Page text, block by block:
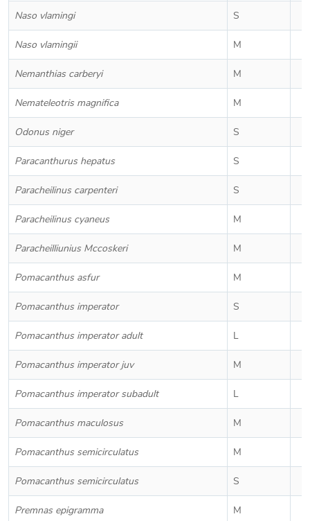
Naso vlamingi S
Naso vlamingii M
Nemanthias carberyi M
Nemateleotris magnifica M
Odonus niger S
Paracanthurus hepatus S
Paracheilinus carpenteri S
Paracheilinus cyaneus M
Paracheilliunius Mccoskeri M
Pomacanthus asfur M
Pomacanthus imperator S
Pomacanthus imperator adult L
Pomacanthus imperator juv M
Pomacanthus imperator subadult L
Pomacanthus maculosus M
Pomacanthus semicirculatus M
Pomacanthus semicirculatus S
Premnas epigramma M